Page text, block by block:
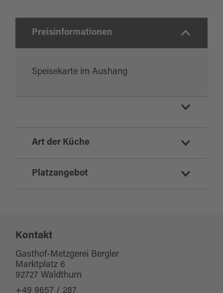
Preisinformationen
Speisekarte im Aushang
Gasthof
Gaststätte
Art der Küche
deutsch
regionale Küche
Platzangebot
Sitzplätze Außenbereich:
Kontakt
Gasthof-Metzgerei Bergler
Marktplatz 6
92727 Waldthurn
+49 9657 / 287